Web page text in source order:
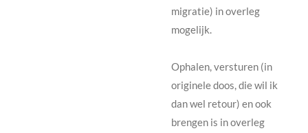
migratie) in overleg
mogelijk.
Ophalen, versturen (in
originele doos, die wil ik
dan wel retour) en ook
brengen is in overleg